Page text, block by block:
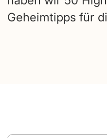
Geheimtipps für